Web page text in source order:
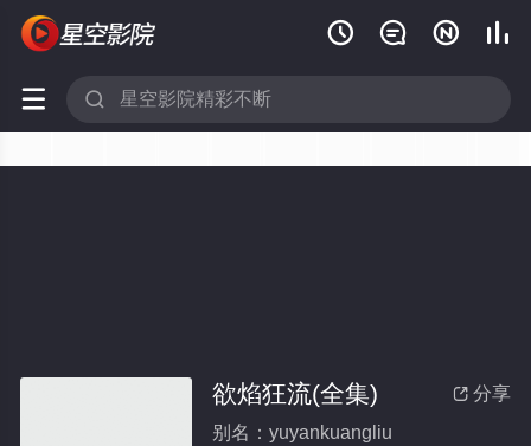
   
 
 分享
欲焰狂流(全集)
别名：yuyankuangliu